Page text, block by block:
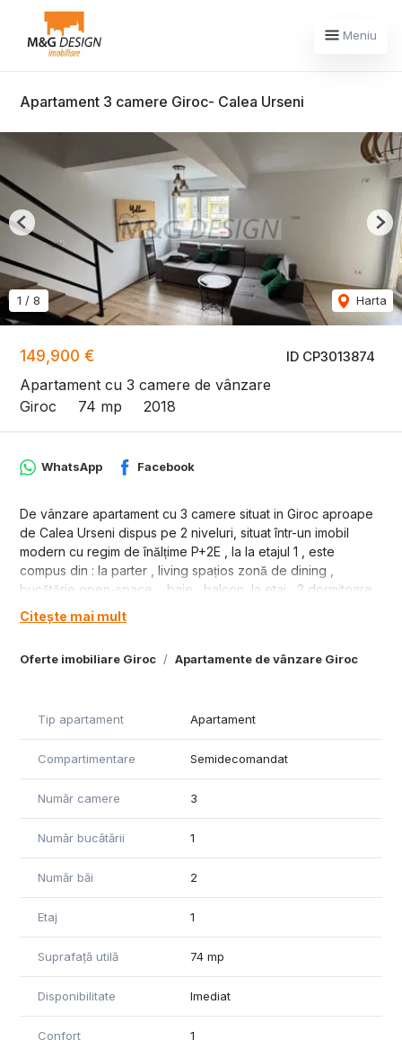
Meniu
Apartament 3 camere Giroc- Calea Urseni
ID CP3013874
149,900 €
Apartament cu 3 camere de vânzare
Giroc
74 mp 2018
1 / 8 Harta
Previous
Oferte imobiliare Giroc Apartamente de vânzare Giroc
WhatsApp Facebook
De vânzare apartament cu 3 camere situat in Giroc aproape
de Calea Urseni dispus pe 2 niveluri, situat într-un imobil
modern cu regim de înălțime P+2E , la la etajul 1 , este
compus din : la parter , living spațios zonă de dining ,
bucătărie open-space, , baie , balcon, la etaj , 2 dormitoare,
baie cu cadă , unul dintre dormitoare beneficiază de
dressing integrat, aer condiționat , centrala proprie pe gaz, 1
și utilat la pretul de 149900 euro.
Citește mai mult
Tip apartament Apartament
Compartimentare Semidecomandat
Număr camere 3
Număr bucătării 1
Număr băi 2
Etaj 1
Suprafață utilă 74 mp
Disponibilitate Imediat
Confort 1